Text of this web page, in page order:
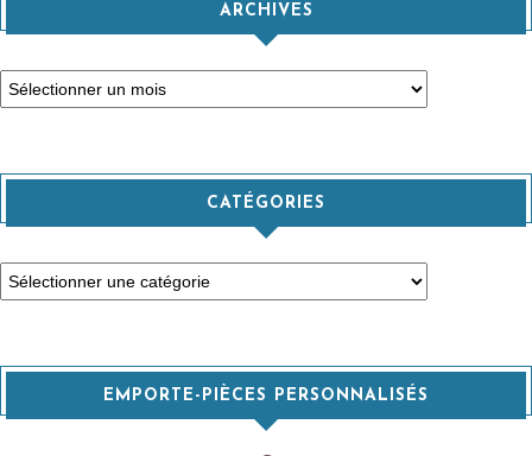
ARCHIVES
Archives
CATÉGORIES
Catégories
EMPORTE-PIÈCES PERSONNALISÉS